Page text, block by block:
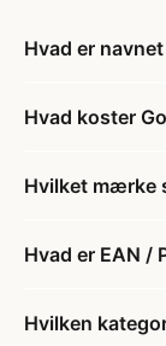
Hvad er
Hvad koster
Hvilket mærke
Hvad er EAN /
Hvilken